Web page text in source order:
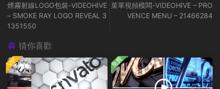
煙霧射線LOGO包裝-VIDEOHIVE
– SMOKE RAY LOGO REVEAL 3
1351550
菜單視頻模闆-VIDEOHIVE – PRO
VENCE MENU – 21466284
猜你喜歡
VIP 免費